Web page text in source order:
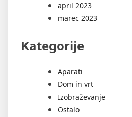
april 2023
marec 2023
Kategorije
Aparati
Dom in vrt
Izobraževanje
Ostalo